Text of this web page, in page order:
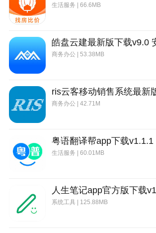
生活服务 | 66.6MB
商务办公 | 53.38MB
商务办公 | 42.71M
生活服务 | 60.01MB
系统工具 | 125.88MB